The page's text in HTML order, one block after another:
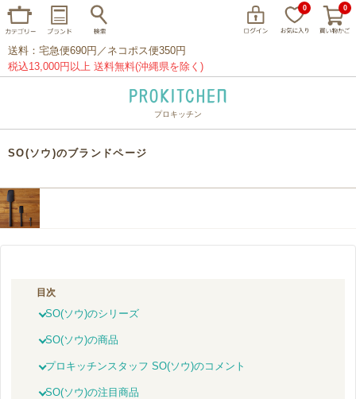
0 0
家事問屋 ウェック
プレート グラス カトラリー
送料：宅急便690円／ネコポス便350円
税込13,000円以上 送料無料(沖縄県を除く)
プロキッチン
SO(ソウ)のブランドページ
目次
SO(ソウ)のシリーズ
SO(ソウ)の商品
プロキッチンスタッフ SO(ソウ)のコメント
SO(ソウ)の注目商品